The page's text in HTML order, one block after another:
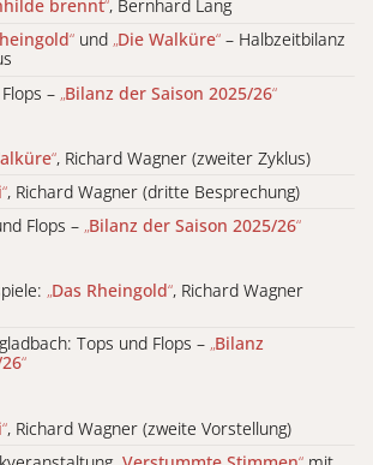
brennt“, Bernhard Lang
“ und „Die Walküre“ – Halbzeitbilanz
– „Bilanz der Saison 2025/26“
“, Richard Wagner (zweiter Zyklus)
“, Richard Wagner (dritte Besprechung)
Flops – „Bilanz der Saison 2025/26“
„Das Rheingold“, Richard Wagner
Tops und Flops – „Bilanz
“
“, Richard Wagner (zweite Vorstellung)